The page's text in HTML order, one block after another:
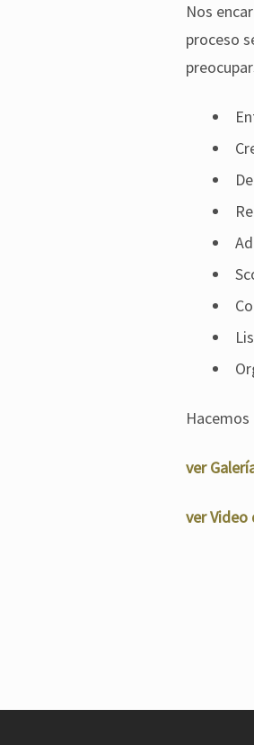
Nos
proceso
ver
ver Video